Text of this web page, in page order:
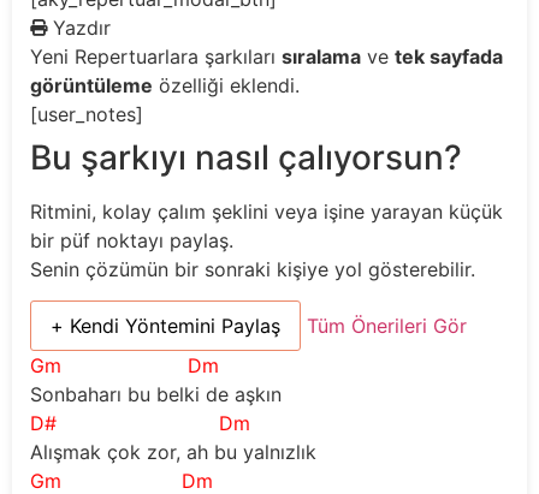
Yazdır
Yeni Repertuarlara şarkıları sıralama ve tek sayfada
görüntüleme özelliği eklendi.
[user_notes]
Bu şarkıyı nasıl çalıyorsun?
Ritmini, kolay çalım şeklini veya işine yarayan küçük
bir püf noktayı paylaş.
Senin çözümün bir sonraki kişiye yol gösterebilir.
+ Kendi Yöntemini Paylaş
Tüm Önerileri Gör
Gm
Dm
Sonbaharı bu belki de aşkın
D#
Dm
Alışmak çok zor, ah bu yalnızlık
Gm
Dm